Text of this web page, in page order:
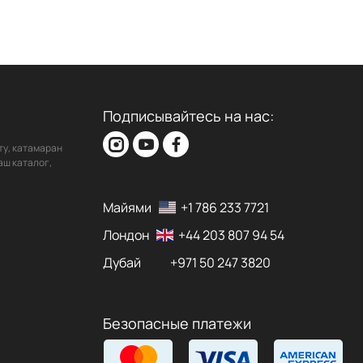
катамаран
каталог,
Подписывайтесь на нас:
Майями
+1 786 233 7721
Лондон
+44 203 807 94 54
Дубай
+971 50 247 3820
Безопасные платежи